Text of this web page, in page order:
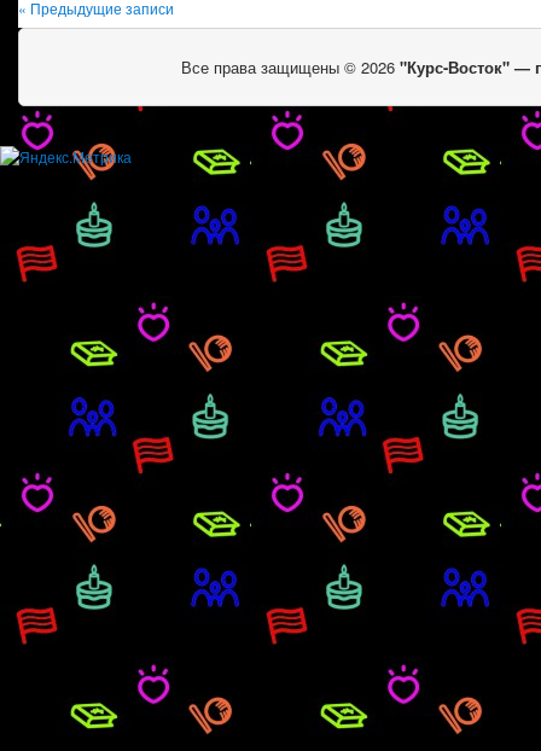
« Предыдущие записи
Все права защищены © 2026 "Курс-Восток" —